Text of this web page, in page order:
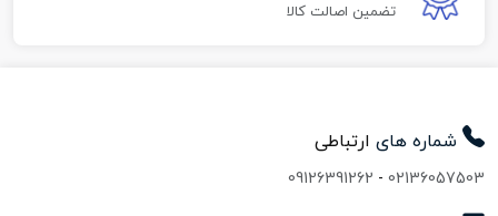
تضمین اصالت کالا
شماره های ارتباطی
02136057503
-
09126391262